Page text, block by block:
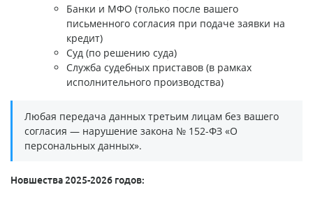
Банки и МФО (только после вашего
письменного согласия при подаче заявки на
кредит)
Суд (по решению суда)
Служба судебных приставов (в рамках
исполнительного производства)
Любая передача данных третьим лицам без вашего
согласия — нарушение закона № 152-ФЗ «О
персональных данных».
Новшества 2025-2026 годов: